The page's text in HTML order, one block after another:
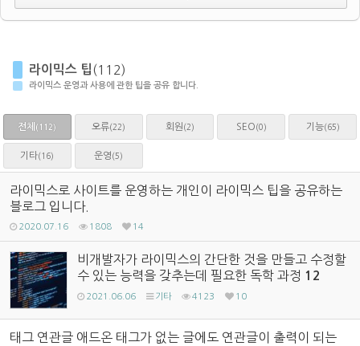
라이믹스 팁 (112)
라이믹스 운영과 사용에 관한 팁을 공유 합니다.
전체 (112) 오류(22) 회원 (2) SEO (0) 기능(65)
기타(16) 운영 (5)
라이믹스로 사이트를 운영하는 개인이 라이믹스 팁을 공유하는
블로그 입니다.
2020.07.16 1808 14
비개발자가 라이믹스의 간단한 것을 만들고 수정할
수 있는 능력을 갖추는데 필요한 독학 과정 12
2021.06.06 기타 4123 10
태그 연관글 애드온 태그가 없는 글에도 연관글이 출력이 되는